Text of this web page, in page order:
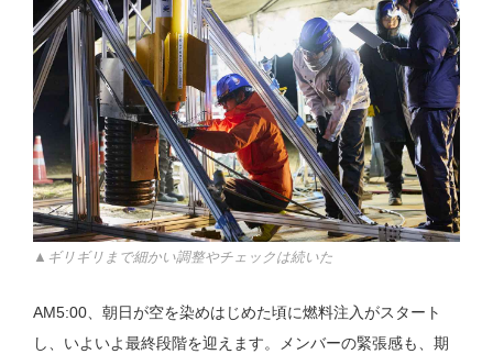
▲ギリギリまで細かい調整やチェックは続いた
AM5:00、朝日が空を染めはじめた頃に燃料注入がスタート
し、いよいよ最終段階を迎えます。メンバーの緊張感も、期